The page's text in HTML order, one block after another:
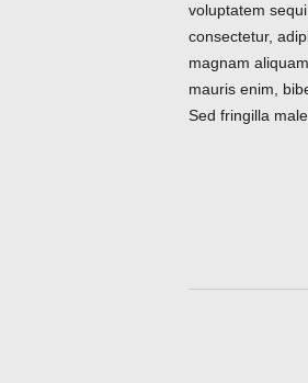
voluptatem
consectetur,
magnam
mauris enim,
Sed fringilla